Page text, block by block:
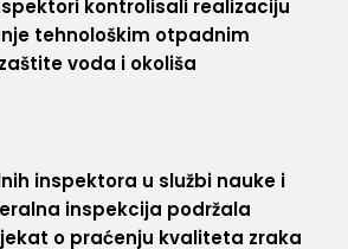
kontrolisali realizaciju
tehnološkim otpadnim
voda i okoliša
inspektora u službi nauke i
inspekcija podržala
o praćenju kvaliteta zraka